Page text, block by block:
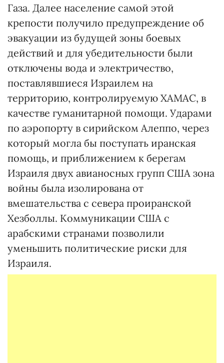
Газа. Далее население самой этой
крепости получило предупреждение об
эвакуации из будущей зоны боевых
действий и для убедительности были
отключены вода и электричество,
поставлявшиеся Израилем на
территорию, контролируемую ХАМАС, в
качестве гуманитарной помощи. Ударами
по аэропорту в сирийском Алеппо, через
который могла бы поступать иранская
помощь, и приближением к берегам
Израиля двух авианосных групп США зона
войны была изолирована от
вмешательства с севера проиранской
Хезболлы. Коммуникации США с
арабскими странами позволили
уменьшить политические риски для
Израиля.